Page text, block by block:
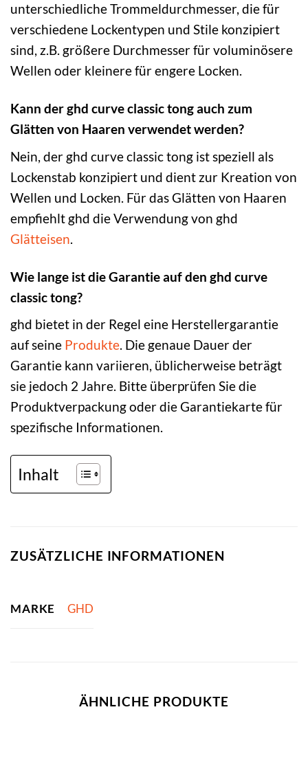
unterschiedliche Trommeldurchmesser, die für
verschiedene Lockentypen und Stile konzipiert
sind, z.B. größere Durchmesser für voluminösere
Wellen oder kleinere für engere Locken.
Kann der ghd curve classic tong auch zum
Glätten von Haaren verwendet werden?
Nein, der ghd curve classic tong ist speziell als
Lockenstab konzipiert und dient zur Kreation von
Wellen und Locken. Für das Glätten von Haaren
empfiehlt ghd die Verwendung von ghd
Glätteisen.
Wie lange ist die Garantie auf den ghd curve
classic tong?
ghd bietet in der Regel eine Herstellergarantie
auf seine Produkte. Die genaue Dauer der
Garantie kann variieren, üblicherweise beträgt
sie jedoch 2 Jahre. Bitte überprüfen Sie die
Produktverpackung oder die Garantiekarte für
spezifische Informationen.
Inhalt
ZUSÄTZLICHE INFORMATIONEN
MARKE GHD
ÄHNLICHE PRODUKTE